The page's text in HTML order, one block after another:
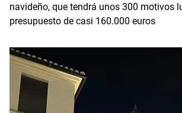
navideño, que tendrá unos 300 motivos
presupuesto de casi 160.000 euros